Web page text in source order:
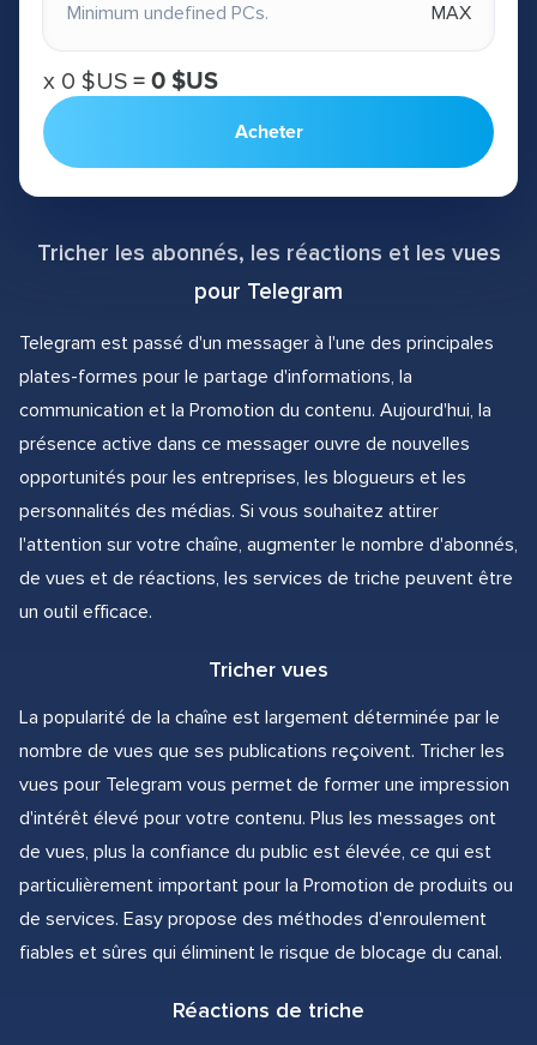
MAX
х 0 $US = 0 $US
Acheter
Tricher les abonnés, les réactions et les vues
pour Telegram
Telegram est passé d'un messager à l'une des principales
plates-formes pour le partage d'informations, la
communication et la Promotion du contenu. Aujourd'hui, la
présence active dans ce messager ouvre de nouvelles
opportunités pour les entreprises, les blogueurs et les
personnalités des médias. Si vous souhaitez attirer
l'attention sur votre chaîne, augmenter le nombre d'abonnés,
de vues et de réactions, les services de triche peuvent être
un outil efficace.
Tricher vues
La popularité de la chaîne est largement déterminée par le
nombre de vues que ses publications reçoivent. Tricher les
vues pour Telegram vous permet de former une impression
d'intérêt élevé pour votre contenu. Plus les messages ont
de vues, plus la confiance du public est élevée, ce qui est
particulièrement important pour la Promotion de produits ou
de services. Easy propose des méthodes d'enroulement
fiables et sûres qui éliminent le risque de blocage du canal.
Réactions de triche